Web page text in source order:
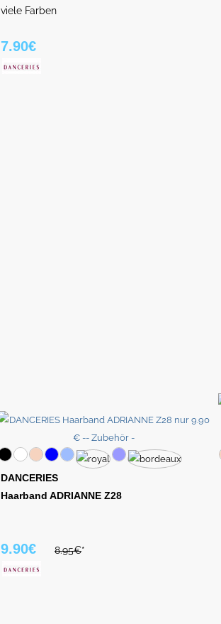
viele Farben
7.90€
DANCERIES
Haarband ADRIANNE Z28
9.90€ 8.95€*